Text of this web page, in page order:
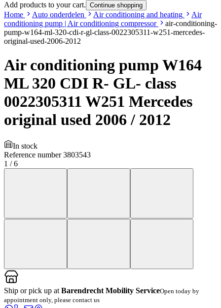
Add products to your cart. Continue shopping
Home Auto onderdelen Air conditioning and heating
Air
conditioning pump | Air conditioning compressor
air-conditioning-
pump-w164-ml-320-cdi-r-gl-class-0022305311-w251-mercedes-
original-used-2006-2012
Air conditioning pump W164
ML 320 CDI R- GL- class
0022305311 W251 Mercedes
original used 2006 / 2012
In stock
Reference number 3803543
1 /6
Ship or pick up at Barendrecht Mobility ServiceOpen today by
appointment only, please contact us